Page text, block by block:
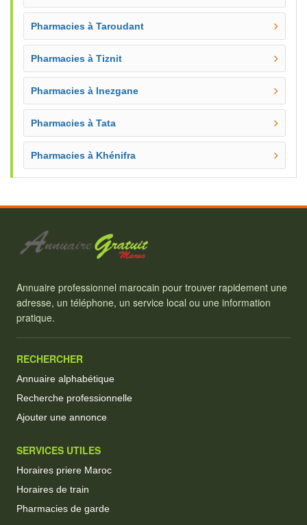
Pharmacies à Taroudant
Pharmacies à Tiznit
Pharmacies à Inezgane
Pharmacies à Tata
Pharmacies à Khénifra
Annuaire professionnel marocain pour trouver rapidement une
adresse, un téléphone, un service local ou une information
pratique.
RECHERCHER
Annuaire alphabétique
Recherche professionnelle
Ajouter une annonce
SERVICES UTILES
Horaires priere Maroc
Horaires de train
Pharmacies de garde